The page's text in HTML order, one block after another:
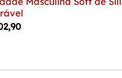
Faixa
R$702,90